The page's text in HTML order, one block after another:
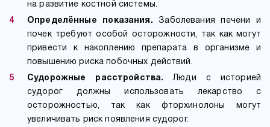
на развитие костной системы.
Определённые показания. Заболевания печени и
почек требуют особой осторожности, так как могут
привести к накоплению препарата в организме и
повышению риска побочных действий.
Судорожные расстройства.Люди с историей
судорог должны использовать лекарство с
осторожностью, так как фторхинолоны могут
увеличивать риск появления судорог.